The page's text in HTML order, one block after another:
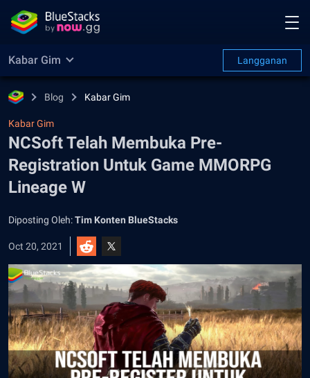
Kabar Gim Langganan
Blog Kabar Gim
Kabar Gim
NCSoft Telah Membuka Pre-
Registration Untuk Game MMORPG
Lineage W
Diposting Oleh:Tim Konten BlueStacks
Oct 20, 2021